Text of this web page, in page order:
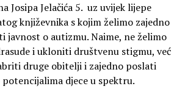
Josipa Jelačića 5. uz uvijek lijepe
književnika s kojim želimo zajedno
javnost o autizmu. Naime, ne želimo
i ukloniti društvenu stigmu, već
druge obitelji i zajedno poslati
djece u spektru.